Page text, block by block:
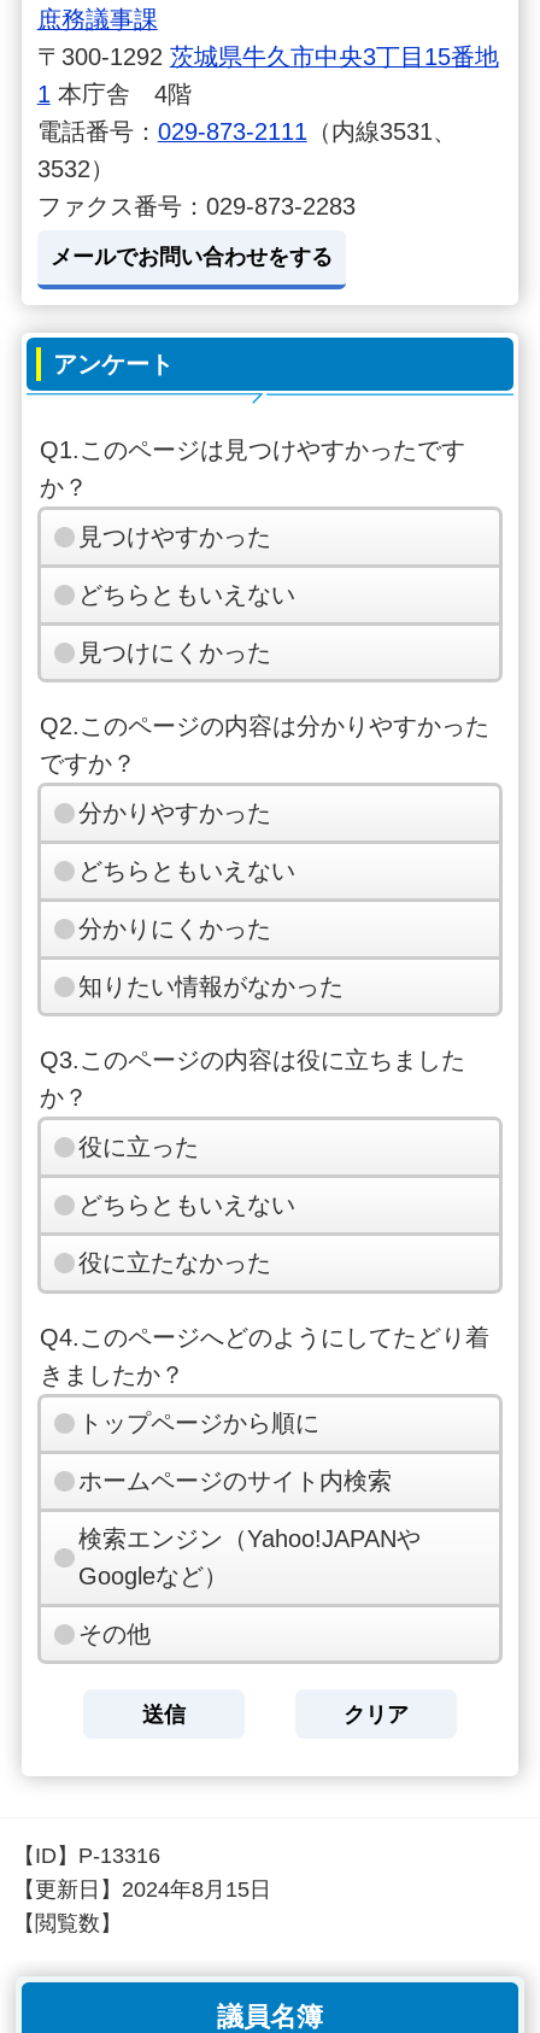
庶務議事課
〒300-1292 茨城県牛久市中央3丁目15番地
1 本庁舎 4階
電話番号： 029-873-2111 （内線3531、
3532）
ファクス番号：029-873-2283
メールでお問い合わせをする
アンケート
Q1.このページは見つけやすかったです
か？
見つけやすかった
どちらともいえない
見つけにくかった
Q2.このページの内容は分かりやすかった
ですか？
分かりやすかった
どちらともいえない
分かりにくかった
知りたい情報がなかった
Q3.このページの内容は役に立ちました
か？
役に立った
どちらともいえない
役に立たなかった
Q4.このページへどのようにしてたどり着
きましたか？
トップページから順に
ホームページのサイト内検索
検索エンジン（Yahoo!JAPANや
Googleなど）
その他
【ID】 P-13316
【更新日】 2024年8月15日
【閲覧数】
議員名簿